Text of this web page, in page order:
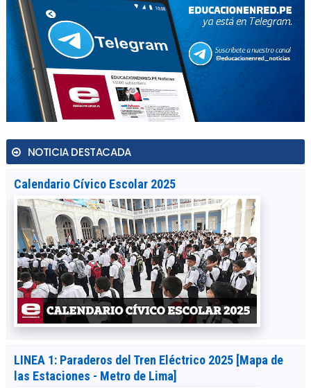
NOTICIA DESTACADA
Calendario Cívico Escolar 2025
LINEA 1: Paraderos del Tren Eléctrico 2025 [Mapa de
las Estaciones - Metro de Lima]